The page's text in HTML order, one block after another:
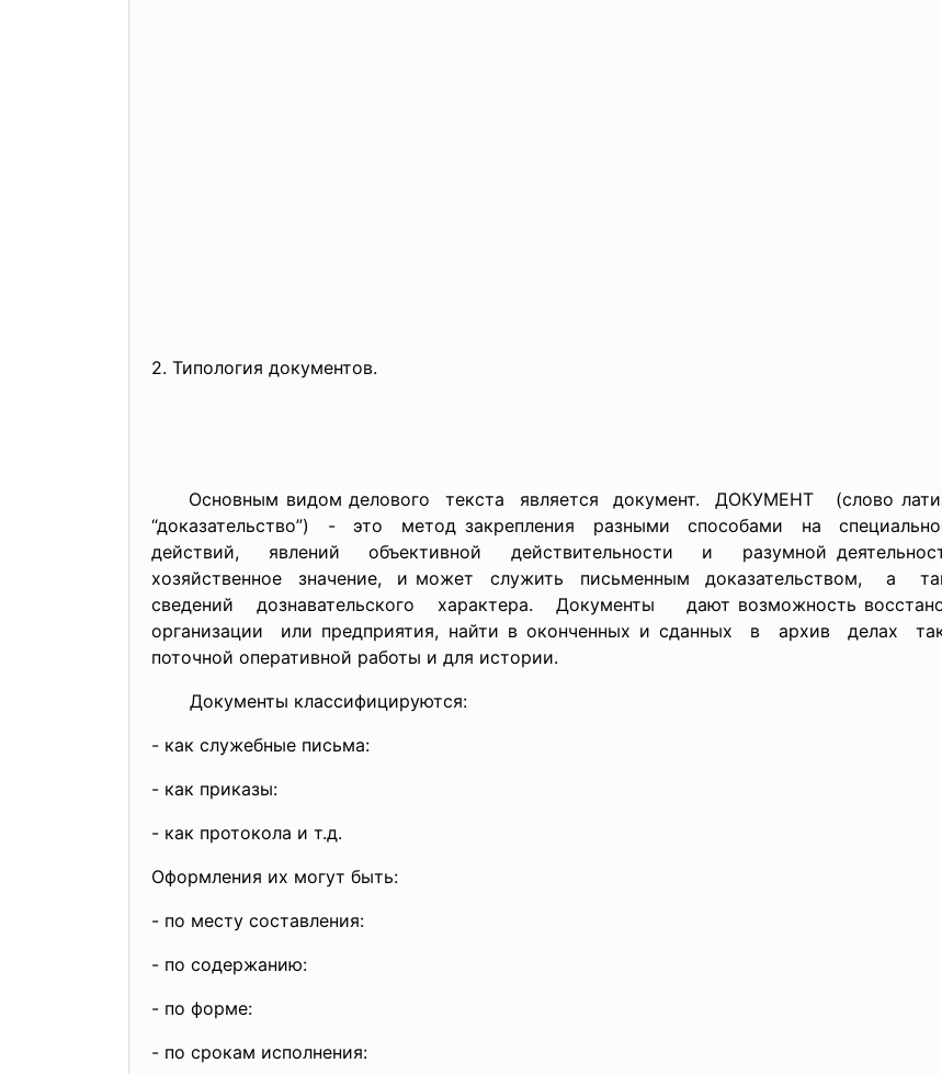
2. Типология документов.
Основным видом делового текста является документ. ДОКУМЕНТ (слово
“доказательство”) - это метод закрепления разными способами на
действий, явлений объективной действительности и разумной
хозяйственное значение, и может служить письменным доказательством, а
сведений дознавательского характера. Документы дают возможность
организации или предприятия, найти в оконченных и сданных в архив делах
поточной оперативной работы и для истории.
Документы классифицируются:
- как служебные письма:
- как приказы:
- как протокола и т.д.
Оформления их могут быть:
- по месту составления:
- по содержанию:
- по форме:
- по срокам исполнения: